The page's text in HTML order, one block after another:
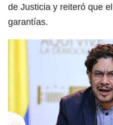
de Justicia y reiteró que
garantías.